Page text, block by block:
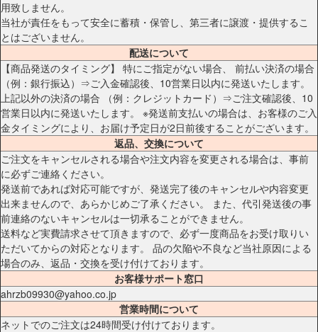
用致しません。
当社が責任をもって安全に蓄積・保管し、第三者に譲渡・提供するこ
とはございません。
配送について
【商品発送のタイミング】 特にご指定がない場合、 前払い決済の場合
（例：銀行振込）⇒ご入金確認後、10営業日以内に発送いたします。
上記以外の決済の場合 （例：クレジットカード）⇒ご注文確認後、10
営業日以内に発送いたします。 ※発送前支払いの場合は、お客様のご入
金タイミングにより、お届け予定日が2日前後することがございます。
返品、交換について
ご注文をキャンセルされる場合や注文内容を変更される場合は、事前
に必ずご連絡ください。
発送前であれば対応可能ですが、発送完了後のキャンセルや内容変更
出来ませんので、あらかじめご了承ください。 また、代引発送後の事
前連絡のないキャンセルは一切承ることができません。
送料など実費請求させて頂きますので、必ず一度商品をお受け取りい
ただいてからの対応となります。 品の欠陥や不良など当社原因による
場合のみ、返品・交換を受け付けております。
お客様サポート窓口
ahrzb09930@yahoo.co.jp
営業時間について
ネットでのご注文は24時間受け付けております。